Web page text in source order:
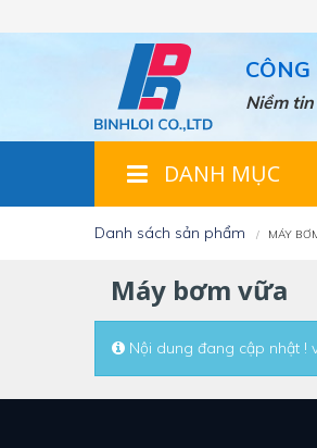
đến
Niềm
DANH MỤC
danh sách sản phẩm MÁY
máy bơm vữa
Nội dung đang cập nhật !